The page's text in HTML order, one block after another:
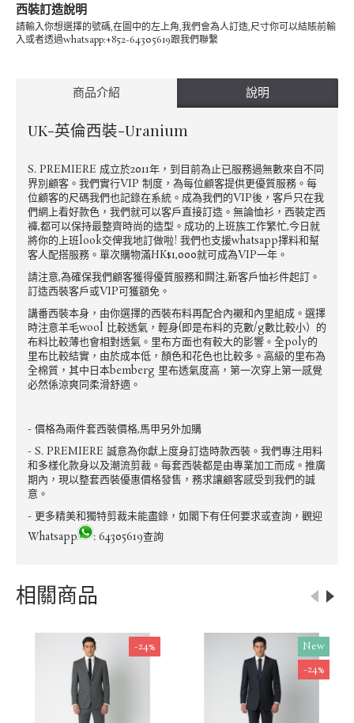
西裝訂造說明
請輸入你想選擇的號碼,在圖中的左上角,我們會為人訂造,尺寸你可以結賬前輸
入或者透過whatsapp:+852-64305619跟我們聯繫
商品介紹 說明
UK-英倫西裝-Uranium
S. PREMIERE 成立於2011年，到目前為止已服務過無數來自不同
界別顧客。我們實行VIP 制度，為每位顧客提供更優質服務。每
位顧客的尺碼我們也記錄在系統。成為我們的VIP後，客戶只在我
們網上看好款色，我們就可以客戶直接訂造。無論恤衫，西裝定西
褲,都可以保持最整齊時尚的造型。成功的上班族工作繁忙,今日就
將你的上班look交俾我地訂做啦! 我們也支援whatsapp擇料和幫
客人配搭服務。單次購物滿HK$1,000就可成為VIP一年。
請注意,為確保我們顧客獲得優質服務和闗注,新客戶恤衫件起訂。
訂造西裝客戶或VIP可獲額免。
講番西裝本身，由你選擇的西裝布料再配合內襯和內里組成。選擇
時注意羊毛wool 比較透氣，輕身(即是布料的克數/g數比較小）的
布料比較薄也會相對透氣。里布方面也有較大的影響。全poly的
里布比較結實，由於成本低，顏色和花色也比較多。高級的里布為
全棉質，其中日本bemberg 里布透氣度高，第一次穿上第一感覺
必然係涼爽同柔滑舒適。
- 價格為兩件套西裝價格,馬甲另外加購
- S. PREMIERE 誠意為你獻上度身訂造時款西裝。我們專注用料
和多樣化款身以及潮流剪裁。每套西裝都是由專業加工而成。推廣
期內，現以整套西裝優惠價格發售，務求讓顧客感受到我們的誠
意。
- 更多精美和獨特剪裁未能盡錄，如閣下有任何要求或查詢，觀迎
Whatsapp
: 64305619查詢
相關商品
-24%
New
-24%